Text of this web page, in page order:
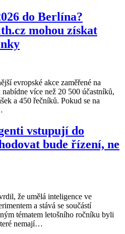
do Berlína?
mohou získat
evropské akce zaměřené na
více než 20 500 účastníků,
a 450 řečníků. Pokud se na
vstupují do
bude řízení, ne
že umělá inteligence ve
a stává se součástí
tématem letošního ročníku byli
nemají…